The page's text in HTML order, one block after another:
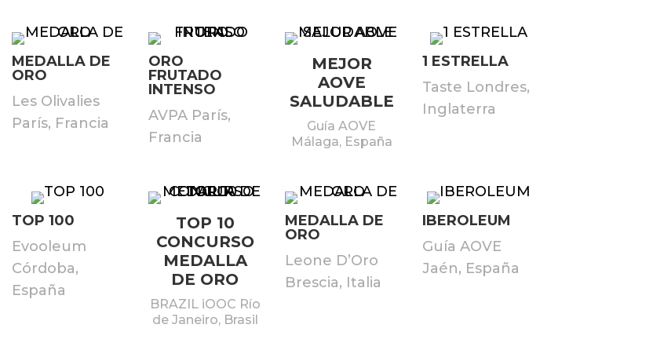
MEDALLA DE
ORO
Les Olivalies
París, Francia
ORO
FRUTADO
INTENSO
AVPA París,
Francia
MEJOR
AOVE
SALUDABLE
Guía AOVE
Málaga, España
1 ESTRELLA
Taste Londres,
Inglaterra
TOP 100
Evooleum
Córdoba,
España
TOP 10
CONCURSO
MEDALLA
DE ORO
BRAZIL iOOC Río
de Janeiro, Brasil
MEDALLA DE
ORO
Leone D’Oro
Brescia, Italia
IBEROLEUM
Guía AOVE
Jaén, España